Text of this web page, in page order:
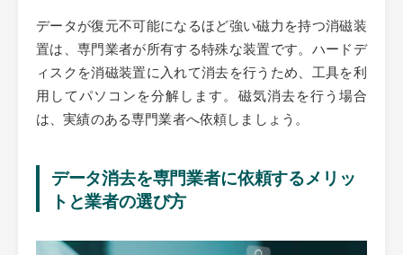
データが復元不可能になるほど強い磁力を持つ消磁装
置は、専門業者が所有する特殊な装置です。ハードデ
ィスクを消磁装置に入れて消去を行うため、工具を利
用してパソコンを分解します。磁気消去を行う場合
は、実績のある専門業者へ依頼しましょう。
データ消去を専門業者に依頼するメリッ
トと業者の選び方